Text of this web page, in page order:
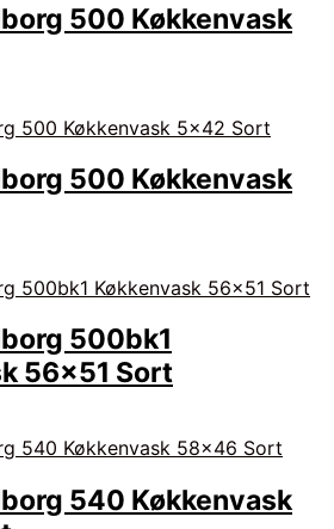
500 Køkkenvask
500 Køkkenvask
500bk1
56×51 Sort
540 Køkkenvask